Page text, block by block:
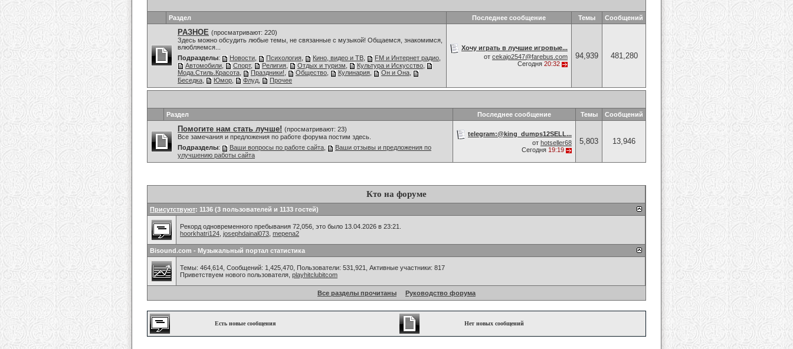
Раздел Последнее сообщение Темы Сообщений
РАЗНОЕ (просматривают: 220)
Здесь можно обсудить любые темы, не связанные с музыкой! Общаемся, знакомимся,
влюбляемся...
Подразделы: Новости Психология Кино, видео и ТВ FM и Интернет радио
Автомобили
Спорт, Религия Отдых и туризм Культура и Искусство
Мода.Стиль.Красота
Праздники! Общество Кулинария Он и Она
Беседка
Юмор Флуд Прочее
Хочу играть в лучшие игровые...
от cekajo2547@farebus.com
Сегодня 20:32
94,939 481,280
Раздел Последнее сообщение Темы Сообщений
Помогите нам стать лучше! (просматривают: 23)
Все замечания и предложения по работе форума постим здесь.
Подразделы: Ваши вопросы по работе сайта
Ваши отзывы и предложения по
улучшению работы сайта
telegram:@king_dumps12SELL...
от hotseller68
Сегодня 19:19
5,803 13,946
Кто на форуме
Присутствуют: 1136 (3 пользователей и 1133 гостей)
Рекорд одновременного пребывания 72,056, это было 13.04.2026 в 23:21.
hoorkhatri124 josephdainal073 mepena2
Bisound.com - Музыкальный портал статистика
Темы: 464,614, Сообщений: 1,425,470, Пользователи: 531,921, Активные участники: 817
Приветствуем нового пользователя, playhitclubitcom
Все разделы прочитаны Руководство форума
Есть новые сообщения Нет новых сообщений